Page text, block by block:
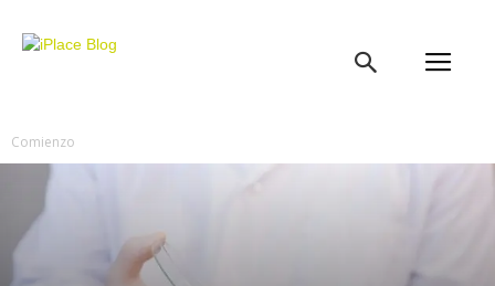
Comienzo